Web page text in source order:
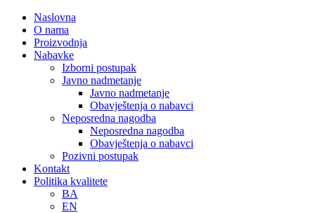
Naslovna
O nama
Proizvodnja
Nabavke
Izborni postupak
Javno nadmetanje
Javno nadmetanje
Obavještenja o nabavci
Neposredna nagodba
Neposredna nagodba
Obavještenja o nabavci
Pozivni postupak
Kontakt
Politika kvalitete
BA
EN